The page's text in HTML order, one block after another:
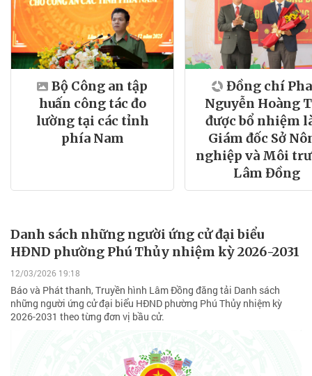
Bộ Công an tập
huấn công tác đo
lường tại các tỉnh
phía Nam
Đồng chí
Nguyễn Hoàng
được bổ nhiệm
Giám đốc Sở
nghiệp và Môi
Lâm Đồng
Danh sách những người ứng cử đại biểu
HĐND phường Phú Thủy nhiệm kỳ 2026-2031
12/03/2026 19:18
Báo và Phát thanh, Truyền hình Lâm Đồng đăng tải Danh sách
những người ứng cử đại biểu HĐND phường Phú Thủy nhiệm kỳ
2026-2031 theo từng đơn vị bầu cử.